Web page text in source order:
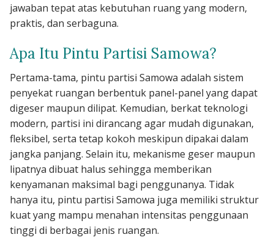
jawaban tepat atas kebutuhan ruang yang modern,
praktis, dan serbaguna.
Apa Itu Pintu Partisi Samowa?
Pertama-tama, pintu partisi Samowa adalah sistem
penyekat ruangan berbentuk panel-panel yang dapat
digeser maupun dilipat. Kemudian, berkat teknologi
modern, partisi ini dirancang agar mudah digunakan,
fleksibel, serta tetap kokoh meskipun dipakai dalam
jangka panjang. Selain itu, mekanisme geser maupun
lipatnya dibuat halus sehingga memberikan
kenyamanan maksimal bagi penggunanya. Tidak
hanya itu, pintu partisi Samowa juga memiliki struktur
kuat yang mampu menahan intensitas penggunaan
tinggi di berbagai jenis ruangan.